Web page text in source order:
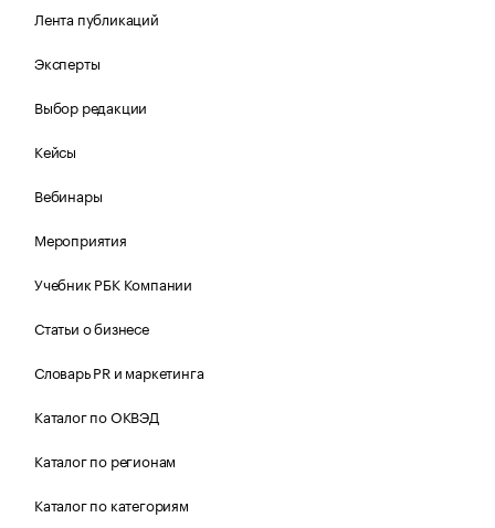
Лента публикаций
Эксперты
Выбор редакции
Кейсы
Вебинары
Мероприятия
Учебник РБК Компании
Статьи о бизнесе
Словарь PR и маркетинга
Каталог по ОКВЭД
Каталог по регионам
Каталог по категориям